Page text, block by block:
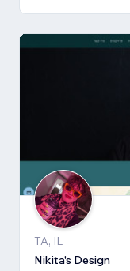
TA, IL
Nikita's Design